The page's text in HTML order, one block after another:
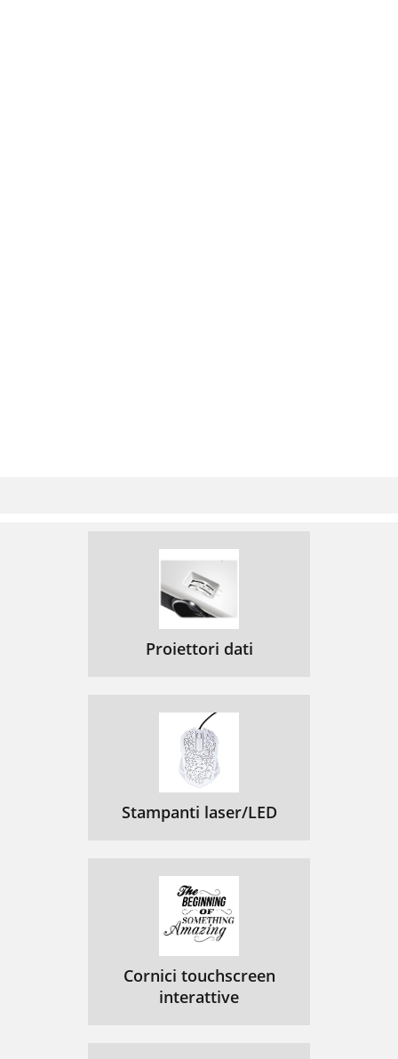
Proiettori dati
Stampanti laser/LED
Cornici touchscreen
interattive